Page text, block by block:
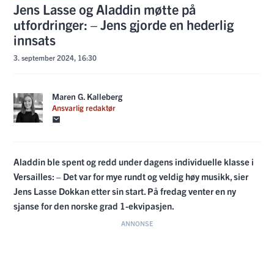
Jens Lasse og Aladdin møtte på
utfordringer: – Jens gjorde en hederlig
innsats
3. september 2024, 16:30
Maren G. Kalleberg
Ansvarlig redaktør
Aladdin ble spent og redd under dagens individuelle klasse i
Versailles: – Det var for mye rundt og veldig høy musikk, sier
Jens Lasse Dokkan etter sin start. På fredag venter en ny
sjanse for den norske grad 1-ekvipasjen.